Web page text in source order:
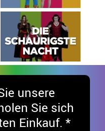
unsere
Sie sich
Einkauf. *